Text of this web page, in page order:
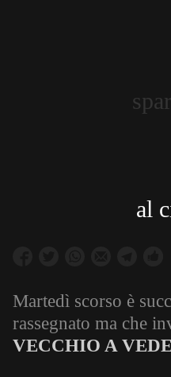
al
Martedì scorso è
rassegnato ma che
VECCHIO A